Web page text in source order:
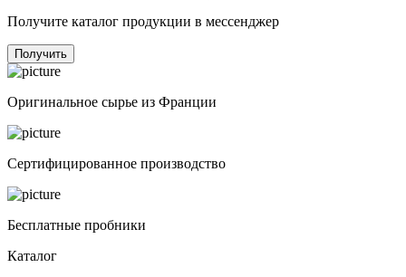
Получите каталог продукции в мессенджер
Получить
Оригинальное сырье из Франции
Сертифицированное производство
Бесплатные пробники
Каталог